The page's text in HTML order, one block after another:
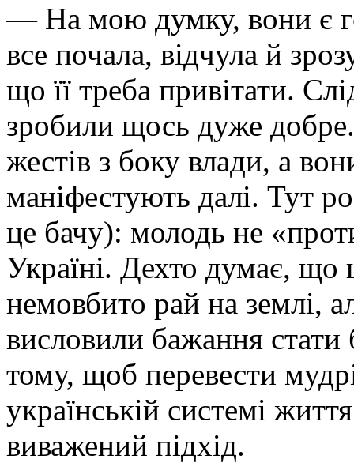
— На мою думку, вони є
все почала, відчула й
що її треба привітати.
зробили щось дуже
жестів з боку влади, а
маніфестують далі. Тут
це бачу): молодь не
Україні. Дехто думає,
немовбито рай на землі,
висловили бажання
тому, щоб перевести
українській системі
виважений підхід.